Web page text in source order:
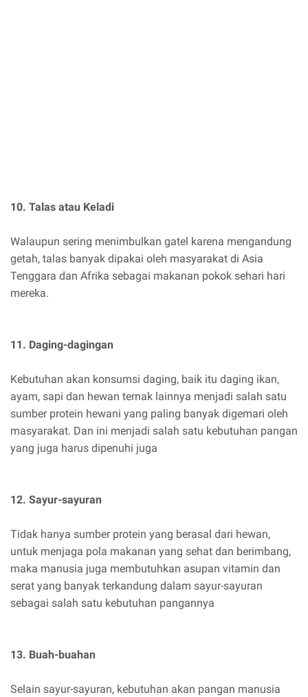
10. Talas atau Keladi
Walaupun sering menimbulkan gatel karena mengandung
getah, talas banyak dipakai oleh masyarakat di Asia
Tenggara dan Afrika sebagai makanan pokok sehari hari
mereka.
11. Daging-dagingan
Kebutuhan akan konsumsi daging, baik itu daging ikan,
ayam, sapi dan hewan ternak lainnya menjadi salah satu
sumber protein hewani yang paling banyak digemari oleh
masyarakat. Dan ini menjadi salah satu kebutuhan pangan
yang juga harus dipenuhi juga
12. Sayur-sayuran
Tidak hanya sumber protein yang berasal dari hewan,
untuk menjaga pola makanan yang sehat dan berimbang,
maka manusia juga membutuhkan asupan vitamin dan
serat yang banyak terkandung dalam sayur-sayuran
sebagai salah satu kebutuhan pangannya
13. Buah-buahan
Selain sayur-sayuran, kebutuhan akan pangan manusia